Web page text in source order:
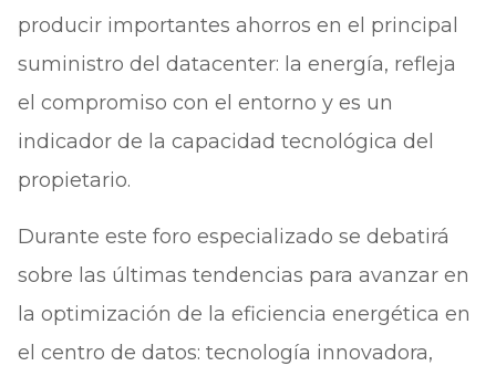
producir importantes ahorros en el principal
suministro del datacenter: la energía, refleja
el compromiso con el entorno y es un
indicador de la capacidad tecnológica del
propietario.
Durante este foro especializado se debatirá
sobre las últimas tendencias para avanzar en
la optimización de la eficiencia energética en
el centro de datos: tecnología innovadora,